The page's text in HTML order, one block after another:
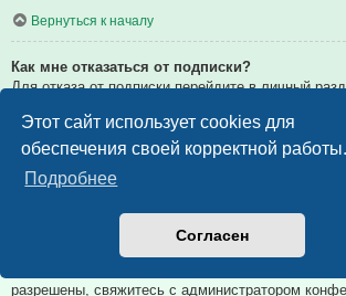
Этот сайт использует cookies для
обеспечения своей корректной работы.
Подробнее
Согласен
Вернуться к началу
Как мне отказаться от подписки?
Для отказа от подписки перейдите в личный
Вернуться к началу
Вложения
Какие вложения разрешены на этой
Администратор каждой конференции может
определённые типы вложений. Если вы не
разрешены, свяжитесь с администратором